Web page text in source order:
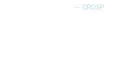
— CROSP